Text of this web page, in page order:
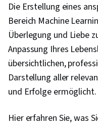
Lernen,
des
Modell
Learning,
Die Erstellung eines
Bereich Machine
Überlegung und Liebe
Anpassung Ihres
übersichtlichen,
Darstellung aller
und Erfolge ermöglicht.
Hier erfahren Sie, was